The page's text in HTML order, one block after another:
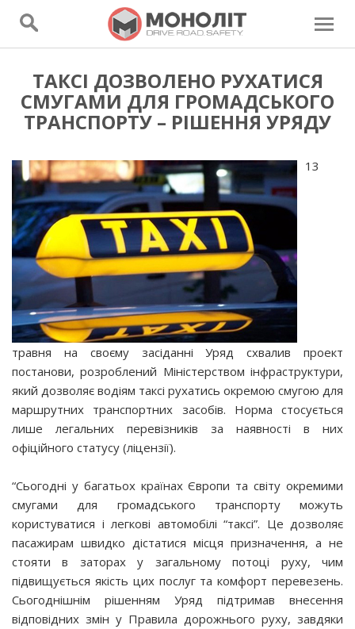
ТАКСІ ДОЗВОЛЕНО РУХАТИСЯ
СМУГАМИ ДЛЯ ГРОМАДСЬКОГО
ТРАНСПОРТУ – РІШЕННЯ УРЯДУ
13
травня на своєму засіданні Уряд схвалив проект
постанови, розроблений Міністерством інфраструктури,
який дозволяє водіям таксі рухатись окремою смугою для
маршрутних транспортних засобів. Норма стосується
лише легальних перевізників за наявності в них
офіційного статусу (ліцензії).
“Сьогодні у багатьох країнах Європи та світу окремими
смугами для громадського транспорту можуть
користуватися і легкові автомобілі “таксі”. Це дозволяє
пасажирам швидко дістатися місця призначення, а не
стояти в заторах у загальному потоці руху, чим
підвищується якість цих послуг та комфорт перевезень.
Сьогоднішнім рішенням Уряд підтримав внесення
відповідних змін у Правила дорожнього руху, завдяки